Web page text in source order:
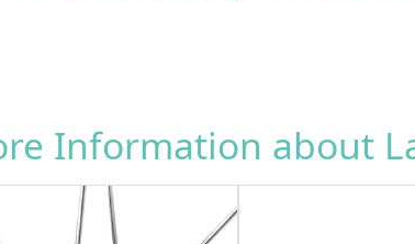
Information about